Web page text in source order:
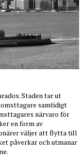
Staden tar ut
samtidigt
närvaro för
en form av
väljer att flytta till
påverkar och utmanar